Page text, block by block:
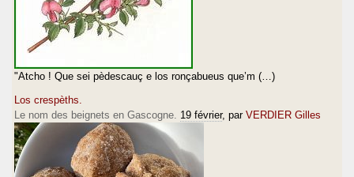
"Atcho ! Que sei pèdescauç e los ronçabueus que’m (…)
Los crespèths.
Le nom des beignets en Gascogne. 19 février, par VERDIER Gilles